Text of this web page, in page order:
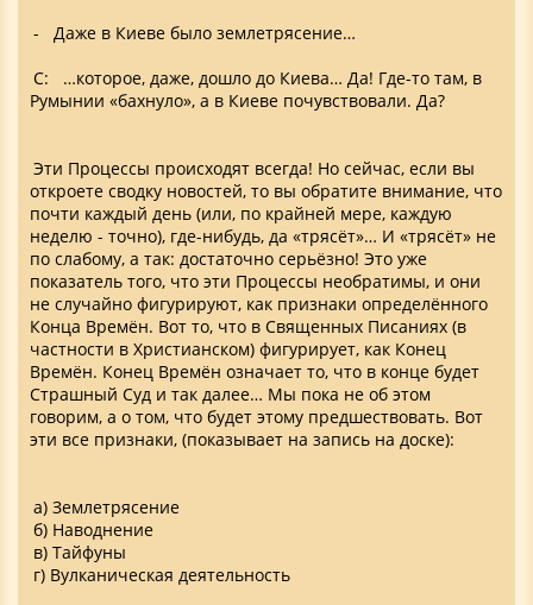
- Даже в Киеве было землетрясение…
С: …которое, даже, дошло до Киева… Да! Где-то там, в
Румынии «бахнуло», а в Киеве почувствовали. Да?
Эти Процессы происходят всегда! Но сейчас, если вы
откроете сводку новостей, то вы обратите внимание, что
почти каждый день (или, по крайней мере, каждую
неделю - точно), где-нибудь, да «трясёт»… И «трясёт» не
по слабому, а так: достаточно серьёзно! Это уже
показатель того, что эти Процессы необратимы, и они
не случайно фигурируют, как признаки определённого
Конца Времён. Вот то, что в Священных Писаниях (в
частности в Христианском) фигурирует, как Конец
Времён. Конец Времён означает то, что в конце будет
Страшный Суд и так далее… Мы пока не об этом
говорим, а о том, что будет этому предшествовать. Вот
эти все признаки, (показывает на запись на доске):
а) Землетрясение
б) Наводнение
в) Тайфуны
г) Вулканическая деятельность